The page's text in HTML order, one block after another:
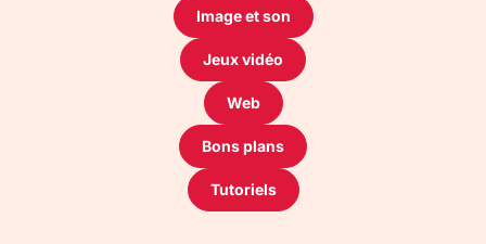
Image et son
Jeux vidéo
Web
Bons plans
Tutoriels